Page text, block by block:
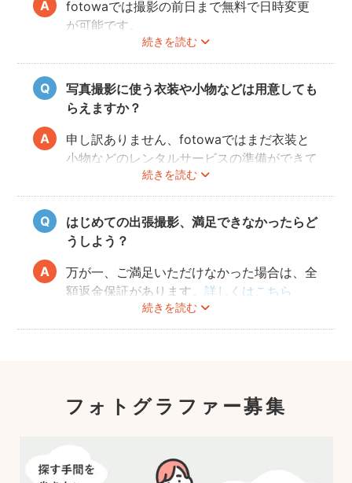
続きを読む
fotowaでは撮影の前日まで無料で日時変更
が可能です。
ご予約の変更方法はこちら
い。
フォトグラファーの都合により、ご希望の変
更日に対応できないこともありますので、あ
めることをオススメいたします。
写真撮影に使う衣装や小物などは用意しても
らえますか？
続きを読む
申し訳ありません、fotowaではまだ衣装と
小物などのレンタルサービスの準備ができて
おりませんので、お客様ご自身にご用意をお
願いしております。
はじめての出張撮影、満足できなかったらど
うしよう？
続きを読む
万が一、ご満足いただけなかった場合は、全
額返金保証があります。詳しくはこちら
フォトグラファー募集